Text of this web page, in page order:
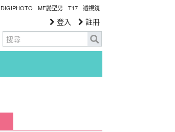
DIGIPHOTO MF變型男 T17 透視鏡
登入 註冊